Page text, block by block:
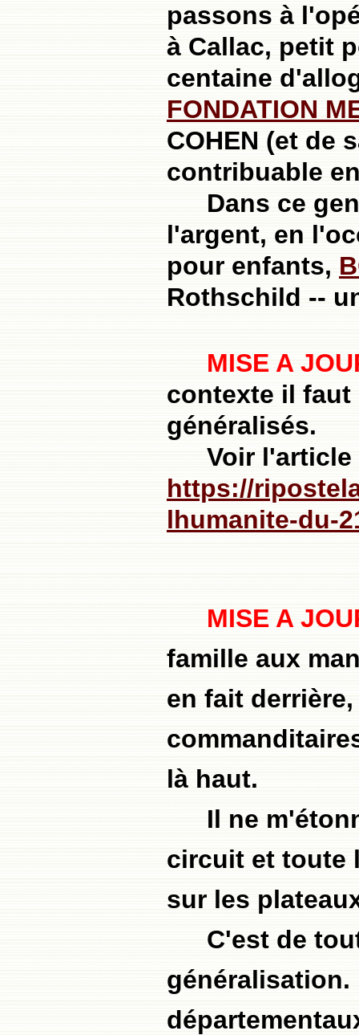
passons à
à Callac, petit
centaine
FONDATION
COHEN (et de
contribuable
Dans ce
l'argent, en
pour enfants,
Rothschild --
MISE A
contexte il faut
généralisés.
Voir l'article
https://
lhumanite-du-
MISE A
famille aux
en fait
là haut.
Il ne
circuit et toute
sur les
C'est de
généralisation.